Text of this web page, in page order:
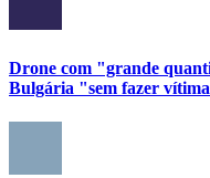
Drone com "grande
Bulgária "sem fazer